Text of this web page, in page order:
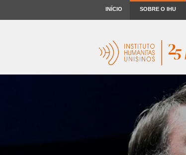
INÍCIO SOBRE O IHU